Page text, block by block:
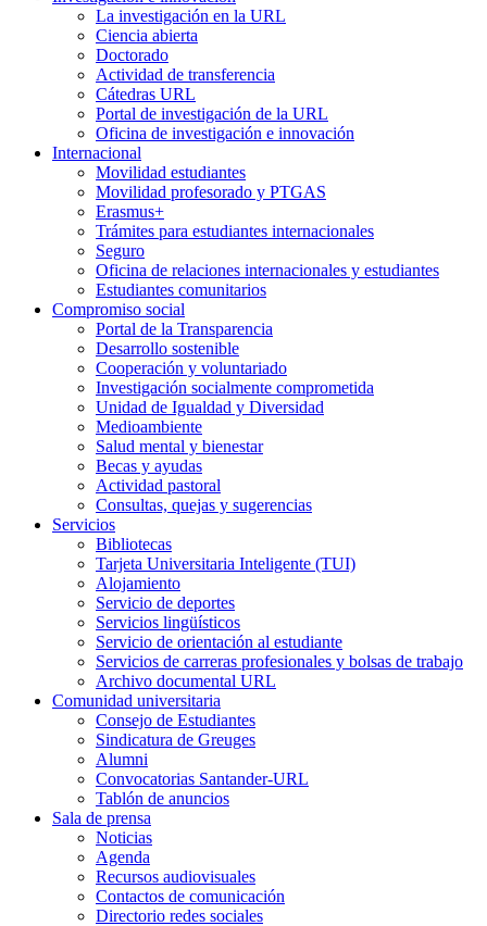
La investigación en la URL
Ciencia abierta
Doctorado
Actividad de transferencia
Cátedras URL
Portal de investigación de la URL
Oficina de investigación e innovación
Internacional
Movilidad estudiantes
Movilidad profesorado y PTGAS
Erasmus+
Trámites para estudiantes internacionales
Seguro
Oficina de relaciones internacionales y estudiantes
Estudiantes comunitarios
Compromiso social
Portal de la Transparencia
Desarrollo sostenible
Cooperación y voluntariado
Investigación socialmente comprometida
Unidad de Igualdad y Diversidad
Medioambiente
Salud mental y bienestar
Becas y ayudas
Actividad pastoral
Consultas, quejas y sugerencias
Servicios
Bibliotecas
Tarjeta Universitaria Inteligente (TUI)
Alojamiento
Servicio de deportes
Servicios lingüísticos
Servicio de orientación al estudiante
Servicios de carreras profesionales y bolsas de trabajo
Archivo documental URL
Comunidad universitaria
Consejo de Estudiantes
Sindicatura de Greuges
Alumni
Convocatorias Santander-URL
Tablón de anuncios
Sala de prensa
Noticias
Agenda
Recursos audiovisuales
Contactos de comunicación
Directorio redes sociales